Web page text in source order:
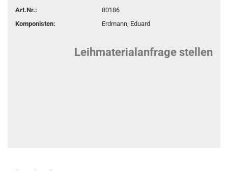
Art.Nr.:
80186
Komponisten:
Erdmann, Eduard
Leihmaterialanfrage stellen